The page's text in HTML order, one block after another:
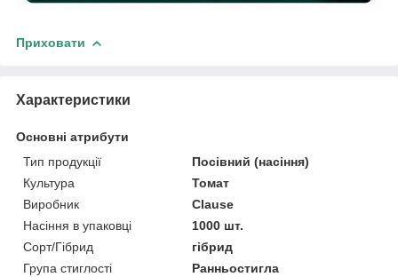
Приховати
Характеристики
Основні атрибути
Тип продукції
Посівний (насіння)
Культура
Томат
Виробник
Clause
Насіння в упаковці
1000 шт.
Сорт/Гібрид
гібрид
Група стиглості
Ранньостигла